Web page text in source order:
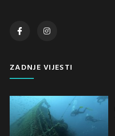
ZADNJE VIJESTI